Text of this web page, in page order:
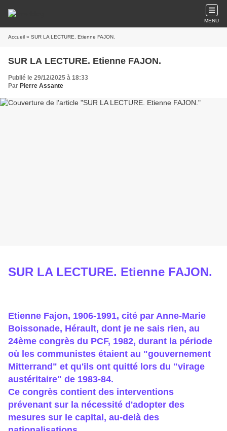
MENU
Accueil » SUR LA LECTURE. Etienne FAJON.
SUR LA LECTURE. Etienne FAJON.
Publié le 29/12/2025 à 18:33
Par Pierre Assante
SUR LA LECTURE. Etienne FAJON.
Etienne Fajon, 1906-1991, cité par Anne-Marie
Boissonade, Hérault, dont je ne sais rien, au
24ème congrès du PCF, 1982, durant la période
où les communistes étaient au "gouvernement
Mitterrand" et qu'ils ont quitté lors du "virage
austéritaire" de 1983-84.
Ce congrès contient des interventions
prévenant sur la nécessité d'adopter des
mesures sur le capital, au-delà des